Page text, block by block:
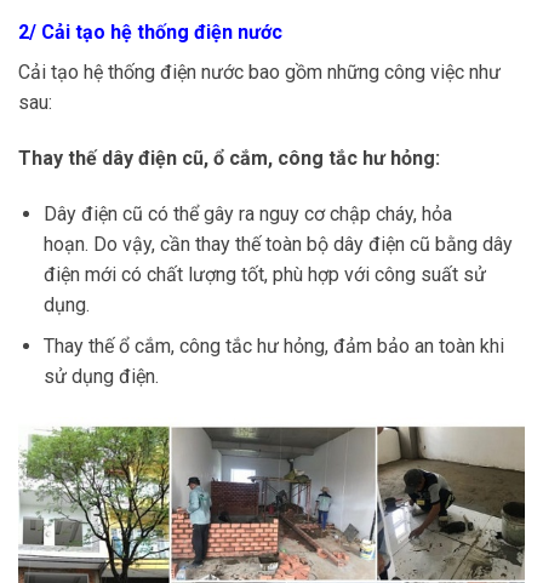
2/ Cải tạo hệ thống điện nước
Cải tạo hệ thống điện nước bao gồm những công việc như
sau:
Thay thế dây điện cũ, ổ cắm, công tắc hư hỏng:
Dây điện cũ có thể gây ra nguy cơ chập cháy, hỏa
hoạn. Do vậy, cần thay thế toàn bộ dây điện cũ bằng dây
điện mới có chất lượng tốt, phù hợp với công suất sử
dụng.
Thay thế ổ cắm, công tắc hư hỏng, đảm bảo an toàn khi
sử dụng điện.